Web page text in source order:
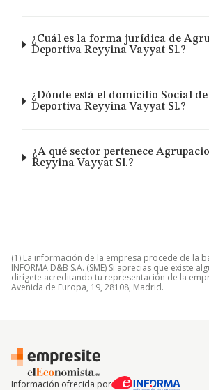
¿Cuál es la forma jurídica de
Deportiva Reyyina Vayyat Sl.?
¿Dónde está el domicilio Social
Deportiva Reyyina Vayyat Sl.?
¿A qué sector pertenece
Reyyina Vayyat Sl.?
(1) La información de la empresa procede de la
INFORMA D&B S.A. (SME) Si aprecias que existe
dirígete acreditando tu representación de la
Avenida de Europa, 19, 28108, Madrid.
Información ofrecida por